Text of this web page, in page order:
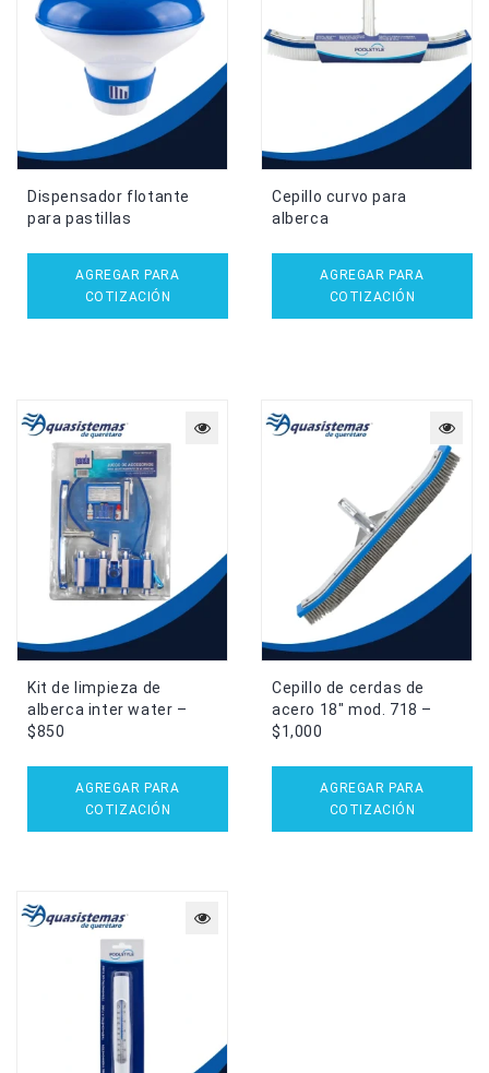
Dispensador flotante
para pastillas
AGREGAR PARA
COTIZACIÓN
Cepillo curvo para
alberca
AGREGAR PARA
COTIZACIÓN
Kit de limpieza de
alberca inter water –
$850
AGREGAR PARA
COTIZACIÓN
Cepillo de cerdas de
acero 18″ mod. 718 –
$1,000
AGREGAR PARA
COTIZACIÓN